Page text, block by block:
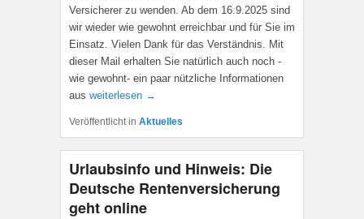
Versicherer zu wenden. Ab dem 16.9.2025 sind
wir wieder wie gewohnt erreichbar und für Sie im
Einsatz. Vielen Dank für das Verständnis. Mit
dieser Mail erhalten Sie natürlich auch noch -
wie gewohnt- ein paar nützliche Informationen
aus weiterlesen →
Veröffentlicht in Aktuelles
Urlaubsinfo und Hinweis: Die
Deutsche Rentenversicherung
geht online